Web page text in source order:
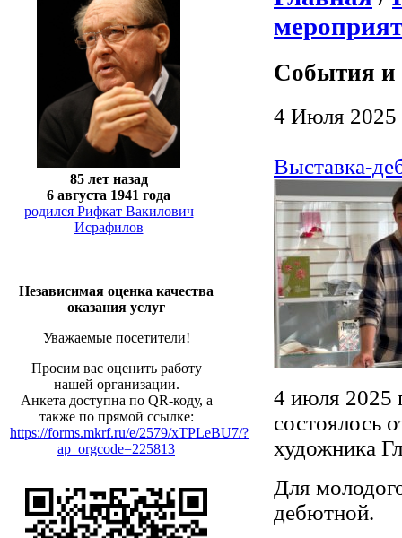
85 лет назад
6 августа 1941 года
родился Рифкат Вакилович
Исрафилов
Независимая оценка качества
оказания услуг
Уважаемые посетители!
Просим вас оценить работу
нашей организации.
Анкета доступна по QR-коду, а
также по прямой ссылке:
https://forms.mkrf.ru/e/2579/xTPLeBU7/?
ap_orgcode=225813
События и
4 Июля 2025
Выставка-
4 июля 2025
состоялось
художника
Для
дебютной.